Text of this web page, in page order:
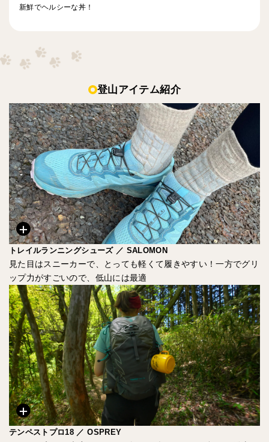
新鮮でヘルシーな丼！
登山アイテム紹介
トレイルランニングシューズ ／ SALOMON
見た目はスニーカーで、とっても軽くて履きやすい！一方でグリ
ップ力がすごいので、低山には最適
テンペストプロ18 ／ OSPREY